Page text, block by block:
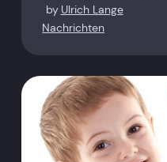
by Ulrich Lange
Nachrichten